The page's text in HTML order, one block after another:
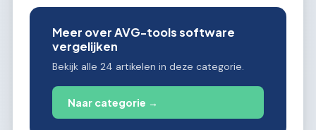
Meer over AVG-tools software
vergelijken
Bekijk alle 24 artikelen in deze categorie.
Naar categorie →